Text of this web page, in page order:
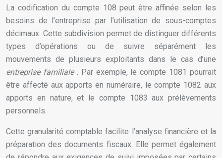
La codification du compte 108 peut être affinée selon les
besoins de l’entreprise par l’utilisation de sous-comptes
décimaux. Cette subdivision permet de distinguer différents
types d’opérations ou de suivre séparément les
mouvements de plusieurs exploitants dans le cas d’une
entreprise familiale . Par exemple, le compte 1081 pourrait
être affecté aux apports en numéraire, le compte 1082 aux
apports en nature, et le compte 1083 aux prélèvements
personnels.
Cette granularité comptable facilite l’analyse financière et la
préparation des documents fiscaux. Elle permet également